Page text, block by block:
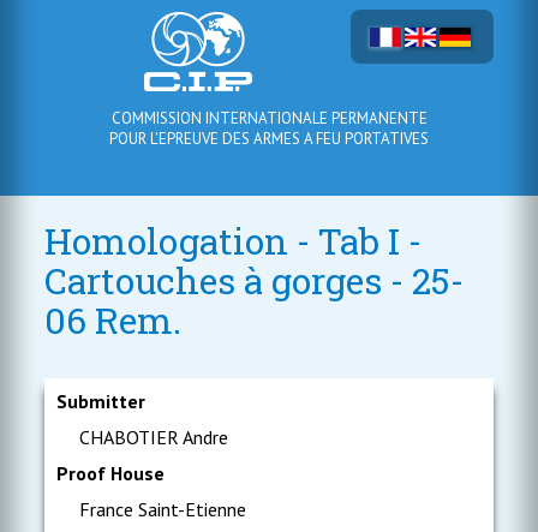
COMMISSION INTERNATIONALE PERMANENTE
POUR L'EPREUVE DES ARMES A FEU PORTATIVES
Homologation - Tab I -
Cartouches à gorges - 25-
06 Rem.
Submitter
CHABOTIER Andre
Proof House
France Saint-Etienne